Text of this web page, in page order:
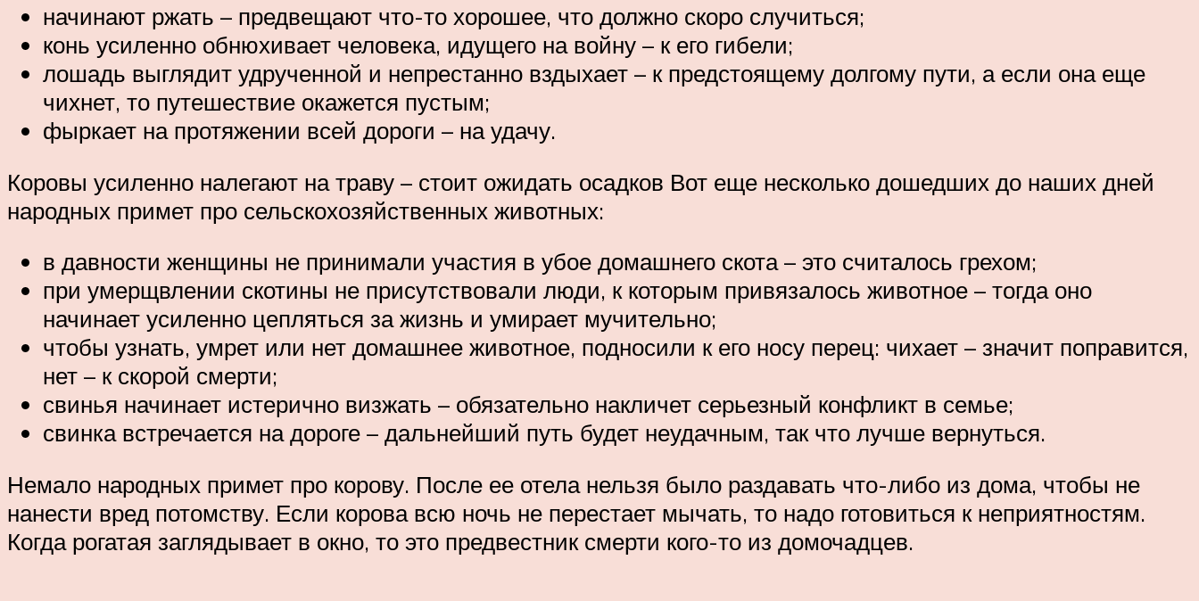
начинают ржать – предвещают что-то хорошее, что должно скоро случиться;
конь усиленно обнюхивает человека, идущего на войну – к его гибели;
лошадь выглядит удрученной и непрестанно вздыхает – к предстоящему долгому пути, а если она еще
чихнет, то путешествие окажется пустым;
фыркает на протяжении всей дороги – на удачу.
Коровы усиленно налегают на траву – стоит ожидать осадков Вот еще несколько дошедших до наших дней
народных примет про сельскохозяйственных животных:
в давности женщины не принимали участия в убое домашнего скота – это считалось грехом;
при умерщвлении скотины не присутствовали люди, к которым привязалось животное – тогда оно
начинает усиленно цепляться за жизнь и умирает мучительно;
чтобы узнать, умрет или нет домашнее животное, подносили к его носу перец: чихает – значит поправится,
нет – к скорой смерти;
свинья начинает истерично визжать – обязательно накличет серьезный конфликт в семье;
свинка встречается на дороге – дальнейший путь будет неудачным, так что лучше вернуться.
Немало народных примет про корову. После ее отела нельзя было раздавать что-либо из дома, чтобы не
нанести вред потомству. Если корова всю ночь не перестает мычать, то надо готовиться к неприятностям.
Когда рогатая заглядывает в окно, то это предвестник смерти кого-то из домочадцев.